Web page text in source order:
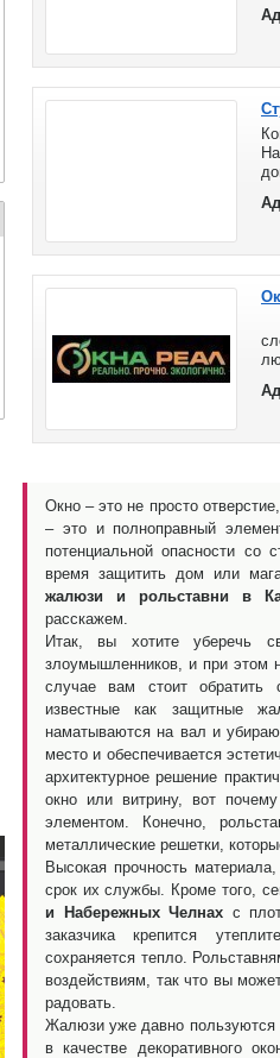
Окно – это не просто
– это и полноправный
потенциальной опасности со
время защитить дом или
жалюзи и рольставни в
расскажем.
Итак, вы хотите уберечь
злоумышленников, и при этом
случае вам стоит обратить
известные как защитные
наматываются на вал и
место и обеспечивается
архитектурное решение
окно или витрину, вот
элементом. Конечно,
металлические решетки,
Высокая прочность
срок их службы. Кроме того,
и Набережных Челнах с
заказчика крепится
сохраняется тепло.
воздействиям, так что вы
радовать.
Жалюзи уже давно пользуются
в качестве декоративного